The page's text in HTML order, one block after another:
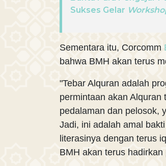
Sukses Gelar
Sementara itu, Corcomm
bahwa BMH akan terus
"Tebar Alquran adalah
permintaan akan Alquran
pedalaman dan pelosok,
Jadi, ini adalah amal
literasinya dengan terus
BMH akan terus